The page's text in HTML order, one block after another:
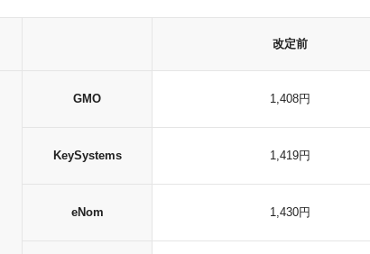
改定前
GMO 1,408円
KeySystems 1,419円
eNom 1,430円